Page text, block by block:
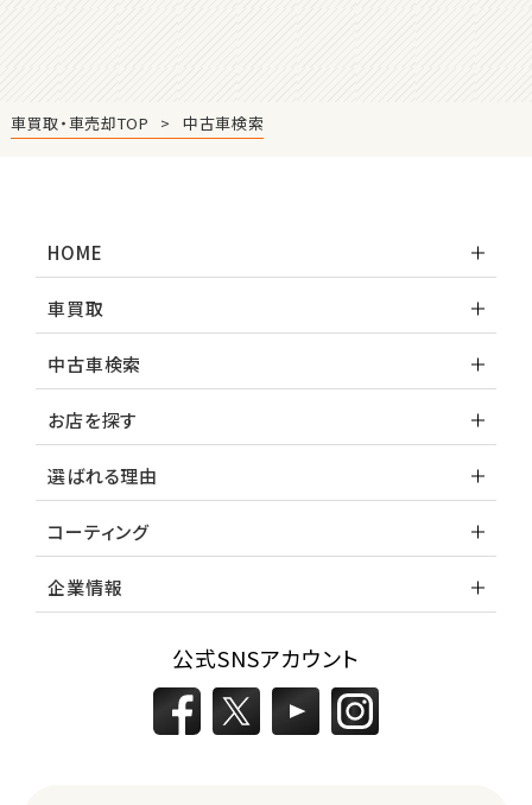
車買取・車売却TOP 中古車検索
HOME
車買取
中古車検索
お店を探す
選ばれる理由
コーティング
企業情報
公式SNSアカウント